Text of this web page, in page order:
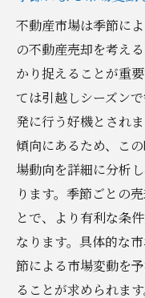
不動産市場は季節に
の不動産売却を考え
かり捉えることが重
ては引越しシーズン
発に行う好機とされ
傾向にあるため、こ
場動向を詳細に分析
ります。季節ごとの
とで、より有利な条
なります。具体的な
節による市場変動を
ることが求められます